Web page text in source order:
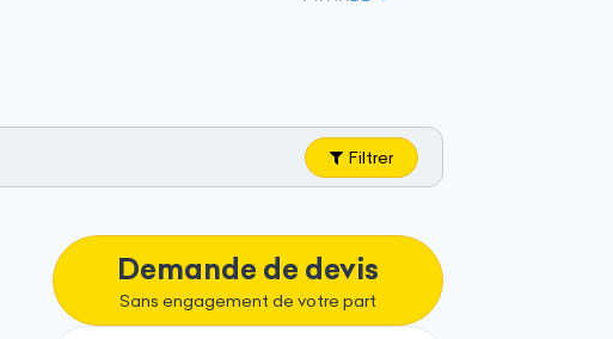
Filtrer
Demande de devis
Sans engagement de votre part